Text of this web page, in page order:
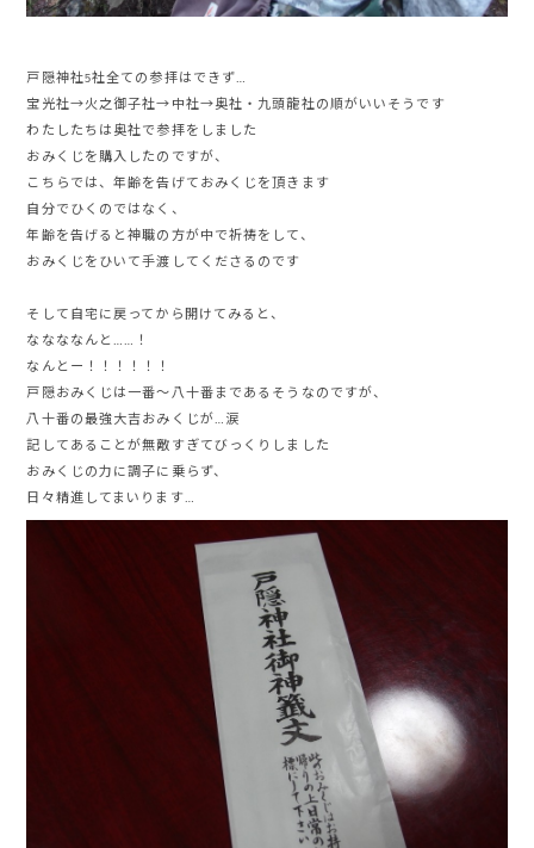
戸隠神社5社全ての参拝はできず…
宝光社→火之御子社→中社→奥社・九頭龍社の順がいいそうです
わたしたちは奥社で参拝をしました
おみくじを購入したのですが、
こちらでは、年齢を告げておみくじを頂きます
自分でひくのではなく、
年齢を告げると神職の方が中で祈祷をして、
おみくじをひいて手渡してくださるのです
そして自宅に戻ってから開けてみると、
ななななんと……！
なんとー！！！！！！
戸隠おみくじは一番〜八十番まであるそうなのですが、
八十番の最強大吉おみくじが…涙
記してあることが無敵すぎてびっくりしました
おみくじの力に調子に乗らず、
日々精進してまいります…